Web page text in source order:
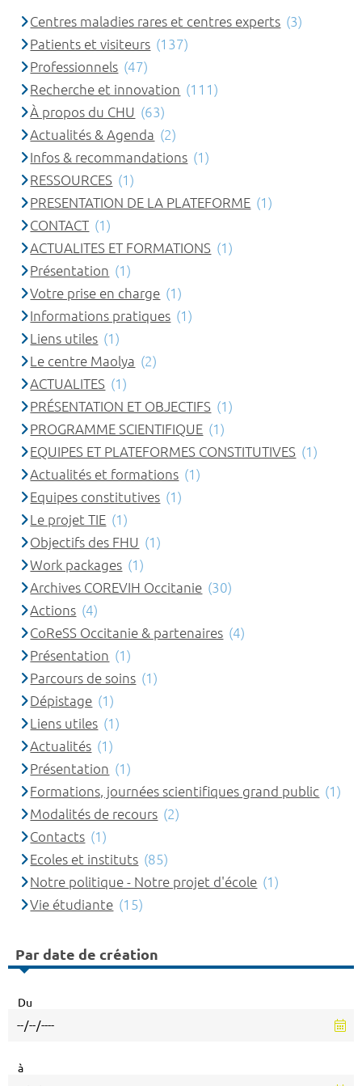
Centres maladies rares et centres experts (3)
Patients et visiteurs (137)
Professionnels (47)
Recherche et innovation (111)
À propos du CHU (63)
Actualités & Agenda (2)
Infos & recommandations (1)
RESSOURCES (1)
PRESENTATION DE LA PLATEFORME (1)
CONTACT (1)
ACTUALITES ET FORMATIONS (1)
Présentation (1)
Votre prise en charge (1)
Informations pratiques (1)
Liens utiles (1)
Le centre Maolya (2)
ACTUALITES (1)
PRÉSENTATION ET OBJECTIFS (1)
PROGRAMME SCIENTIFIQUE (1)
EQUIPES ET PLATEFORMES CONSTITUTIVES (1)
Actualités et formations (1)
Equipes constitutives (1)
Le projet TIE (1)
Objectifs des FHU (1)
Work packages (1)
Archives COREVIH Occitanie (30)
Actions (4)
CoReSS Occitanie & partenaires (4)
Présentation (1)
Parcours de soins (1)
Dépistage (1)
Liens utiles (1)
Actualités (1)
Présentation (1)
Formations, journées scientifiques grand public (1)
Modalités de recours (2)
Contacts (1)
Ecoles et instituts (85)
Notre politique - Notre projet d'école (1)
Vie étudiante (15)
Par date de création
Du
à